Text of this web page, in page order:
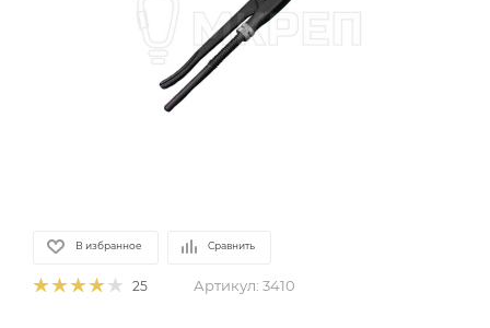
В избранное Сравнить
25 Артикул: 3410